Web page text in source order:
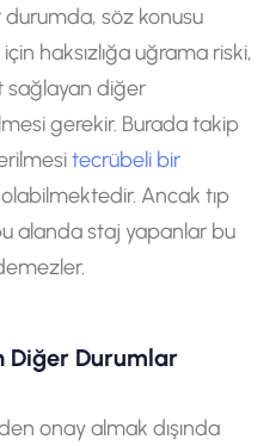
söz konusu
haksızlığa uğrama riski,
sağlayan diğer
gerekir. Burada takip
tecrübeli bir
Ancak tıp
alanda staj yapanlar bu
Diğer Durumlar
onay almak dışında